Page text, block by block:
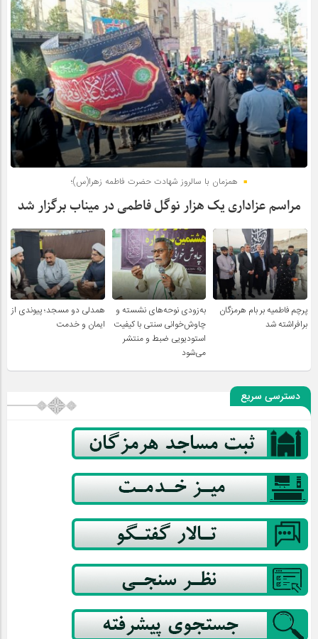
همزمان با سالروز شهادت حضرت فاطمه زهرا(س)؛
مراسم عزاداری یک هزار نوگل فاطمی در میناب برگزار شد
پرچم فاطمیه بر بام هرمزگان
برافراشته شد
به‌زودی نوحه‌های نشسته و
چاوش‌خوانی سنتی با کیفیت
استودیویی ضبط و منتشر
می‌شود
همدلی دو مسجد؛ پیوندی از
ایمان و خدمت
دسترسی سریع